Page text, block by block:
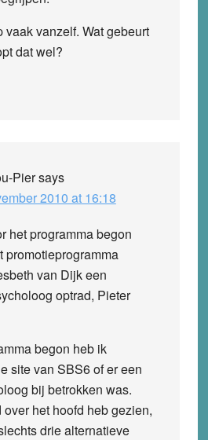
vaak vanzelf. Wat gebeurt
dat wel?
Piersays
2010 at 16:18
het programma begon
promotieprogramma
van Dijk een
optrad, Pieter
begon heb ik
site van SBS6 of er een
bij betrokken was.
het hoofd heb gezien,
drie alternatieve